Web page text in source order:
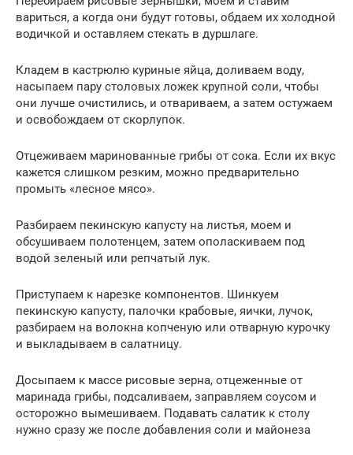
вариться, а когда они будут готовы, обдаем их холодной
водичкой и оставляем стекать в дуршлаге.
Кладем в кастрюлю куриные яйца, доливаем воду,
насыпаем пару столовых ложек крупной соли, чтобы
они лучше очистились, и отвариваем, а затем остужаем
и освобождаем от скорлупок.
Отцеживаем маринованные грибы от сока. Если их вкус
кажется слишком резким, можно предварительно
промыть «лесное мясо».
Разбираем пекинскую капусту на листья, моем и
обсушиваем полотенцем, затем ополаскиваем под
водой зеленый или репчатый лук.
Приступаем к нарезке компонентов. Шинкуем
пекинскую капусту, палочки крабовые, яички, лучок,
разбираем на волокна копченую или отварную курочку
и выкладываем в салатницу.
Досыпаем к массе рисовые зерна, отцеженные от
маринада грибы, подсаливаем, заправляем соусом и
осторожно вымешиваем. Подавать салатик к столу
нужно сразу же после добавления соли и майонеза